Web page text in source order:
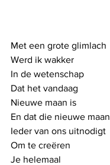
Met een grote glimlach
Werd ik wakker
In de wetenschap
Dat het vandaag
Nieuwe maan is
En dat die nieuwe maan
Ieder van ons uitnodigt
Om te creëren
Je helemaal